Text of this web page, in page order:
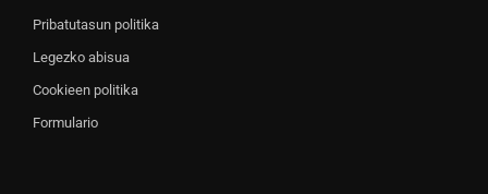
Pribatutasun politika
Legezko abisua
Cookieen politika
Formulario